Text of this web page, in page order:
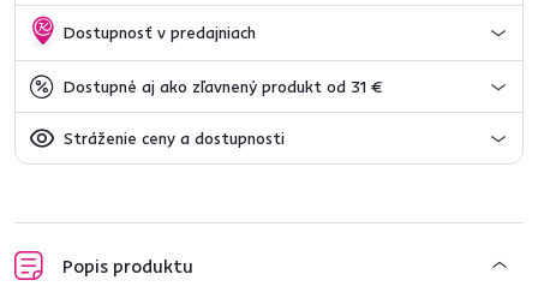
Dostupnosť v predajniach
Dostupné aj ako zľavnený produkt od 31 €
Stráženie ceny a dostupnosti
Popis produktu